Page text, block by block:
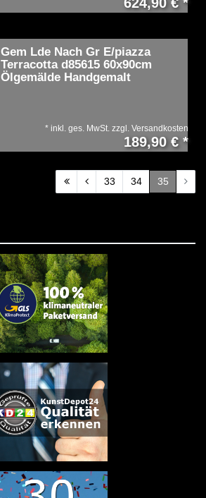
Gem Lde Nach Gr E/piazza
Terracotta d85615 60x90cm
Ölgemälde Handgemalt
189,90 € *
* inkl. ges. MwSt. zzgl. Versandkosten
33 34 35